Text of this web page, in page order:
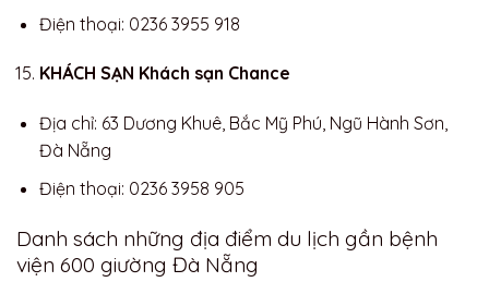
Điện thoại: 0236 3955 918
KHÁCH SẠN Khách sạn Chance
Địa chỉ: 63 Dương Khuê, Bắc Mỹ Phú, Ngũ Hành Sơn,
Đà Nẵng
Điện thoại: 0236 3958 905
Danh sách những địa điểm du lịch gần bệnh
viện 600 giường Đà Nẵng